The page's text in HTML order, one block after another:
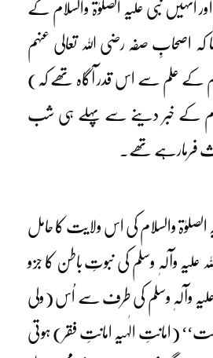
انہیں نبی علیہ الصلوٰۃ والسلام کے
کہ اصحابِ صفہ رضی اللہ تعالی عنہم
کے علم سے اس قدر آگاہ تھے کہ)
کے خبر دینے سے پہلے ہی شب
فرمارہے تھے۔
والسلام کی اس ولایت کا حامل
علیہ وآلہٖ وسلم کی نبوتِ باطن کا جزو
وآلہٖ وسلم کی طرف سے اُس (ولی
(امانتِ الٰہیہ امانتِ فقر) ہوتی